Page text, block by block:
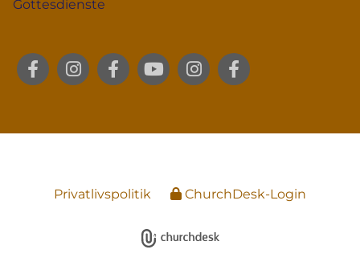
Gottesdienste
Privatlivspolitik ChurchDesk-Login